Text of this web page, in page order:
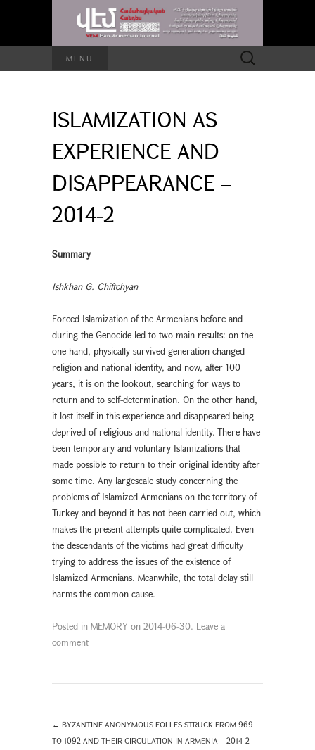
MENU
Search
for:
ISLAMIZATION AS
EXPERIENCE AND
DISAPPEARANCE –
2014-2
Summary
Ishkhan G. Chiftchyan
Forced Islamization of the Armenians before and
during the Genocide led to two main results: on the
one hand, physically survived generation changed
religion and national identity, and now, after 100
years, it is on the lookout, searching for ways to
return and to self-determination. On the other hand,
it lost itself in this experience and disappeared being
deprived of religious and national identity. There have
been temporary and voluntary Islamizations that
made possible to return to their original identity after
some time. Any largescale study concerning the
problems of Islamized Armenians on the territory of
Turkey and beyond it has not been carried out, which
makes the present attempts quite complicated. Even
the descendants of the victims had great difficulty
trying to address the issues of the existence of
Islamized Armenians. Meanwhile, the total delay still
harms the common cause.
Posted in MEMORY on 2014-06-30. Leave a
comment
← BYZANTINE ANONYMOUS FOLLES STRUCK FROM 969
TO 1092 AND THEIR CIRCULATION IN ARMENIA – 2014-2